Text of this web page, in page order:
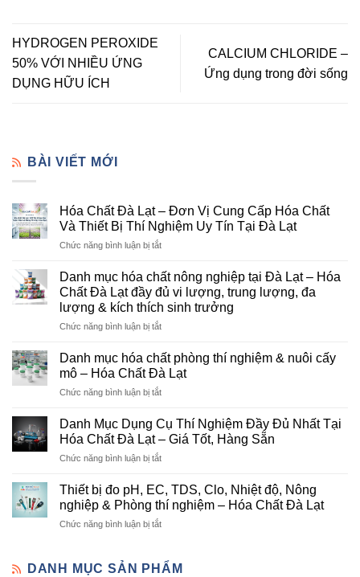
HYDROGEN PEROXIDE
50% VỚI NHIỀU ỨNG
DỤNG HỮU ÍCH
CALCIUM CHLORIDE –
Ứng dụng trong đời sống
BÀI VIẾT MỚI
Hóa Chất Đà Lạt – Đơn Vị Cung Cấp Hóa Chất
Và Thiết Bị Thí Nghiệm Uy Tín Tại Đà Lạt
Chức năng bình luận bị tắtở
Chất
Đà
Lạt
–
Đơn
Cung
Cấp
Hóa
Chất
Thiết
Nghiệm
Tín
Tại
Danh mục hóa chất nông nghiệp tại Đà Lạt – Hóa
Chất Đà Lạt đầy đủ vi lượng, trung lượng, đa
lượng & kích thích sinh trưởng
Chức năng bình luận bị tắtở
mục
hóa
chất
nông
tại
Đà
–
Chất
Đà
đầy
lượng,
Danh mục hóa chất phòng thí nghiệm & nuôi cấy
mô – Hóa Chất Đà Lạt
Chức năng bình luận bị tắtở
mục
hóa
chất
phòng
nghiệm
&
cấy
Hóa
Danh Mục Dụng Cụ Thí Nghiệm Đầy Đủ Nhất Tại
Hóa Chất Đà Lạt – Giá Tốt, Hàng Sẵn
Chức năng bình luận bị tắtở
Mục
Dụng
Cụ
Thí
Đủ
Thiết bị đo pH, EC, TDS, Clo, Nhiệt độ, Nông
nghiệp & Phòng thí nghiệm – Hóa Chất Đà Lạt
Chức năng bình luận bị tắtở
đo
DANH MỤC SẢN PHẨM